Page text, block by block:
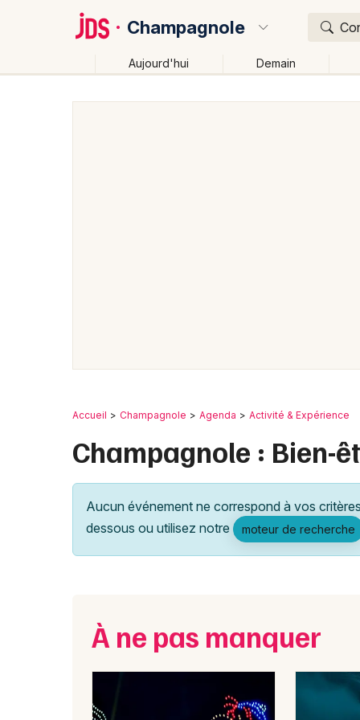
Champagnole
Aujourd'hui Demain
Accueil Champagnole Agenda Activité & Expérience
Champagnole : Bien-
Aucun événement ne correspond à vos
dessous ou utilisez notre
moteur de recherche
À ne pas manquer